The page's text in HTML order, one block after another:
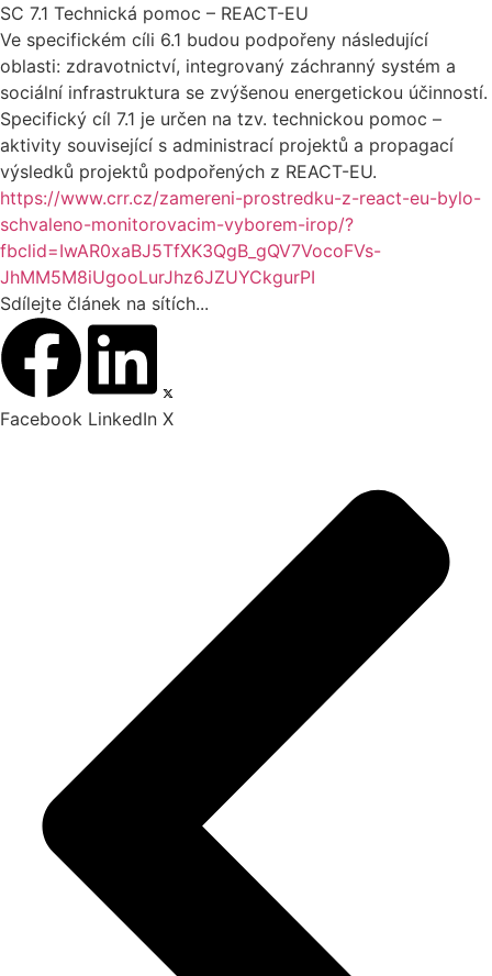
SC 7.1 Technická pomoc – REACT-EU
Ve specifickém cíli 6.1 budou podpořeny následující
oblasti: zdravotnictví, integrovaný záchranný systém a
sociální infrastruktura se zvýšenou energetickou účinností.
Specifický cíl 7.1 je určen na tzv. technickou pomoc –
aktivity související s administrací projektů a propagací
výsledků projektů podpořených z REACT-EU.
https://www.crr.cz/zamereni-prostredku-z-react-eu-bylo-
schvaleno-monitorovacim-vyborem-irop/?
fbclid=IwAR0xaBJ5TfXK3QgB_gQV7VocoFVs-
JhMM5M8iUgooLurJhz6JZUYCkgurPI
Sdílejte článek na sítích...
Facebook LinkedIn X